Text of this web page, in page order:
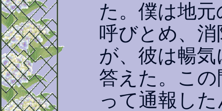
た。僕は地
呼びとめ、
が、彼は暢
答えた。こ
って通報し